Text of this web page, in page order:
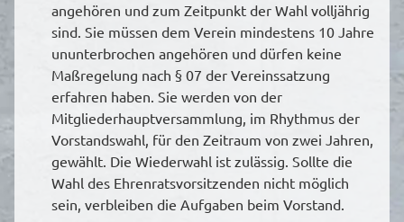
angehören und zum Zeitpunkt der Wahl volljährig
sind. Sie müssen dem Verein mindestens 10 Jahre
ununterbrochen angehören und dürfen keine
Maßregelung nach § 07 der Vereinssatzung
erfahren haben. Sie werden von der
Mitgliederhauptversammlung, im Rhythmus der
Vorstandswahl, für den Zeitraum von zwei Jahren,
gewählt. Die Wiederwahl ist zulässig. Sollte die
Wahl des Ehrenratsvorsitzenden nicht möglich
sein, verbleiben die Aufgaben beim Vorstand.